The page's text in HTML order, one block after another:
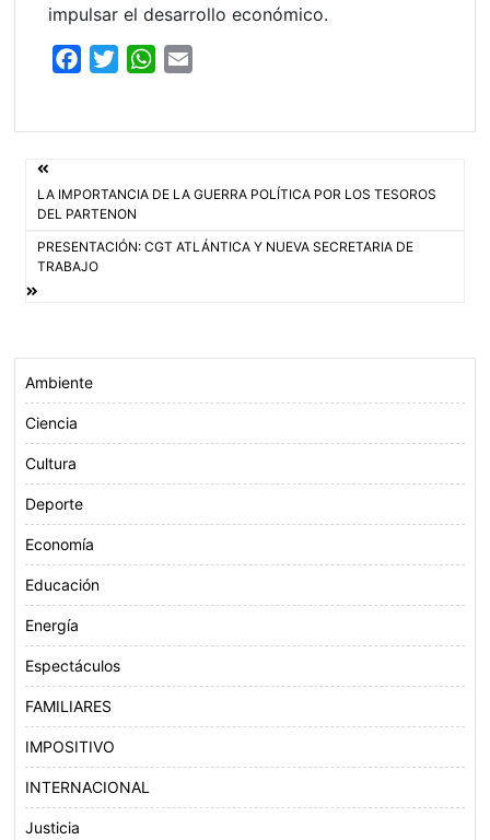
impulsar el desarrollo económico.
o
k
e
W
A
p
Navegación
de
entradas
LA IMPORTANCIA DE LA GUERRA POLÍTICA POR LOS TESOROS
DEL PARTENON
PRESENTACIÓN: CGT ATLÁNTICA Y NUEVA SECRETARIA DE
TRABAJO
Ambiente
Ciencia
Cultura
Deporte
Economía
Educación
Energía
Espectáculos
FAMILIARES
IMPOSITIVO
INTERNACIONAL
Justicia